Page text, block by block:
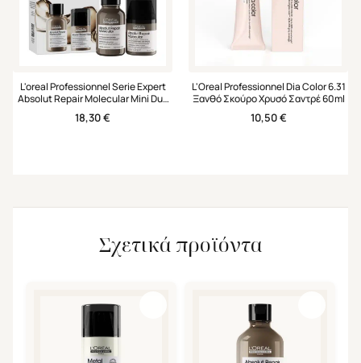
L'oreal Professionnel Serie Expert
Absolut Repair Molecular Mini Duo
Set Σαμπουάν & Leave-in Μάσκα
18,30€
L'Oreal Professionnel Dia Color 6.31
Ξανθό Σκούρο Χρυσό Σαντρέ 60ml
10,50€
Σχετικά προϊόντα